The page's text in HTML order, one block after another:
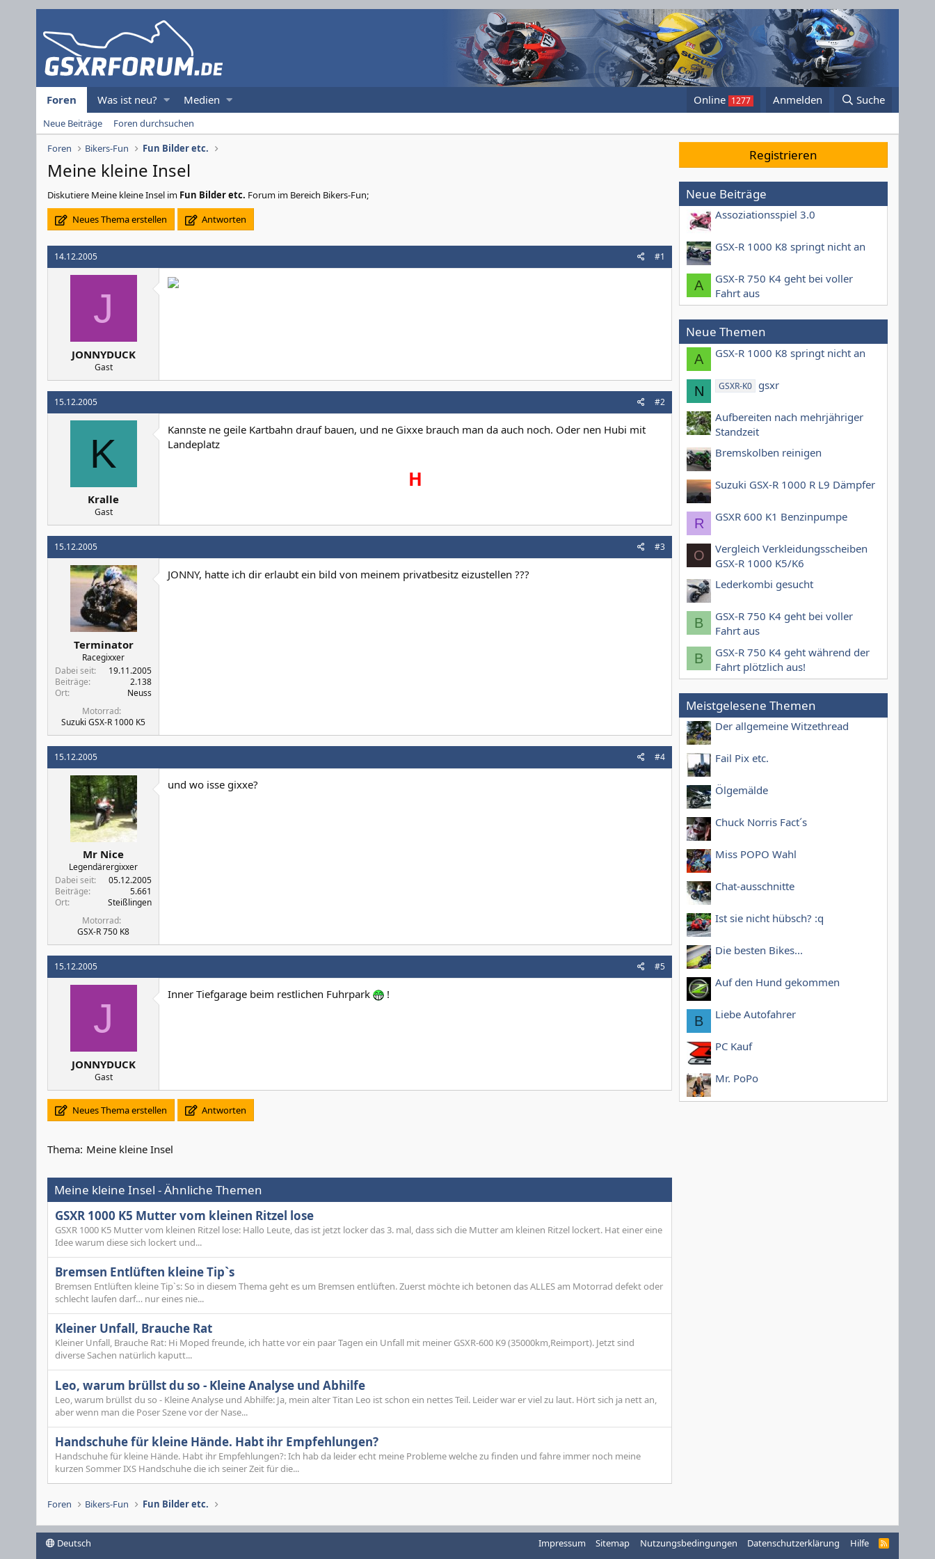
Foren Was ist neu? Medien Online Anmelden Suche
Neue Beiträge
Foren durchsuchen
Foren
Bikers-Fun Fun Bilder etc.
Meine kleine Insel
Diskutiere Meine kleine Insel im Fun Bilder etc. Forum im Bereich Bikers-Fun;
Neues Thema erstellen
Antworten
14.12.2005 #1
J
JONNYDUCK
Gast
15.12.2005 #2
K
Kralle
Gast
Kannste ne geile Kartbahn drauf bauen, und ne Gixxe brauch man da auch noch. Oder nen Hubi mit
Landeplatz
H
15.12.2005 #3
Terminator
Racegixxer
Dabei seit
19.11.2005
Beiträge
2.138
Ort
Neuss
Motorrad
Suzuki GSX-R 1000 K5
JONNY, hatte ich dir erlaubt ein bild von meinem privatbesitz eizustellen ???
15.12.2005 #4
Mr Nice
Legendärergixxer
Dabei seit
05.12.2005
Beiträge
5.661
Ort
Steißlingen
Motorrad
GSX-R 750 K8
und wo isse gixxe?
15.12.2005 #5
J
JONNYDUCK
Gast
Inner Tiefgarage beim restlichen Fuhrpark !
Neues Thema erstellen Antworten
Thema: Meine kleine Insel
Meine kleine Insel - Ähnliche Themen
GSXR 1000 K5 Mutter vom kleinen Ritzel lose
GSXR 1000 K5 Mutter vom kleinen Ritzel lose: Hallo Leute, das ist jetzt locker das 3. mal, dass sich die Mutter am kleinen Ritzel lockert. Hat einer eine
Idee warum diese sich lockert und...
Bremsen Entlüften kleine Tip`s
Bremsen Entlüften kleine Tip`s: So in diesem Thema geht es um Bremsen entlüften. Zuerst möchte ich betonen das ALLES am Motorrad defekt oder
schlecht laufen darf… nur eines nie...
Kleiner Unfall, Brauche Rat
Kleiner Unfall, Brauche Rat: Hi Moped freunde, ich hatte vor ein paar Tagen ein Unfall mit meiner GSXR-600 K9 (35000km,Reimport). Jetzt sind
diverse Sachen natürlich kaputt...
Leo, warum brüllst du so - Kleine Analyse und Abhilfe
Leo, warum brüllst du so - Kleine Analyse und Abhilfe: Ja, mein alter Titan Leo ist schon ein nettes Teil. Leider war er viel zu laut. Hört sich ja nett an,
aber wenn man die Poser Szene vor der Nase...
Handschuhe für kleine Hände. Habt ihr Empfehlungen?
Handschuhe für kleine Hände. Habt ihr Empfehlungen?: Ich hab da leider echt meine Probleme welche zu finden und fahre immer noch meine
kurzen Sommer IXS Handschuhe die ich seiner Zeit für die...
Registrieren
Neue Beiträge
Assoziationsspiel 3.0
GSX-R 1000 K8 springt nicht an
A
GSX-R 750 K4 geht bei voller
Fahrt aus
Neue Themen
A GSX-R 1000 K8 springt nicht an
N GSXR-K0 gsxr
Aufbereiten nach mehrjähriger
Standzeit
Bremskolben reinigen
Suzuki GSX-R 1000 R L9 Dämpfer
R GSXR 600 K1 Benzinpumpe
O
Vergleich Verkleidungsscheiben
GSX-R 1000 K5/K6
Lederkombi gesucht
B
GSX-R 750 K4 geht bei voller
Fahrt aus
B
GSX-R 750 K4 geht während der
Fahrt plötzlich aus!
Meistgelesene Themen
Der allgemeine Witzethread
Fail Pix etc.
Ölgemälde
Chuck Norris Fact´s
Miss POPO Wahl
Chat-ausschnitte
Ist sie nicht hübsch? :q
Die besten Bikes...
Auf den Hund gekommen
B Liebe Autofahrer
PC Kauf
Mr. PoPo
Foren Bikers-Fun Fun Bilder etc.
Deutsch Impressum Sitemap Nutzungsbedingungen Datenschutzerklärung Hilfe
R